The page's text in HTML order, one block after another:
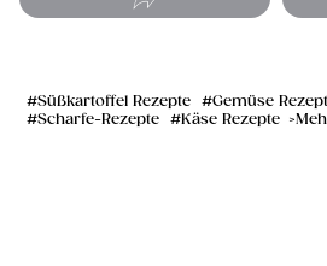
Süßkartoffel Rezepte Gemüse
Scharfe-Rezepte
Käse Rezepte